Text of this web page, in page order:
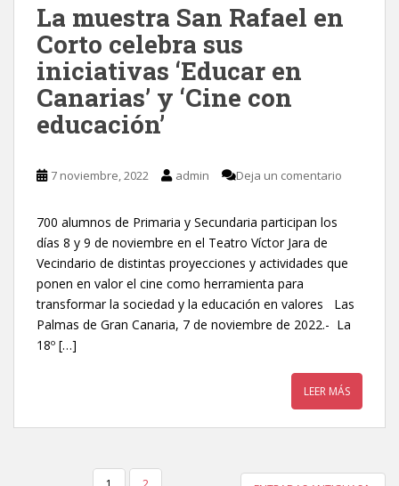
La muestra San Rafael en
Corto celebra sus
iniciativas ‘Educar en
Canarias’ y ‘Cine con
educación’
7 noviembre, 2022 admin Deja un comentario
700 alumnos de Primaria y Secundaria participan los
días 8 y 9 de noviembre en el Teatro Víctor Jara de
Vecindario de distintas proyecciones y actividades que
ponen en valor el cine como herramienta para
transformar la sociedad y la educación en valores Las
Palmas de Gran Canaria, 7 de noviembre de 2022.- La
18º […]
LEER MÁS